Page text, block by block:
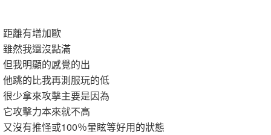
距離有增加歐
雖然我還沒點滿
但我明顯的感覺的出
他跳的比我再測服玩的低
很少拿來攻擊主要是因為
它攻擊力本來就不高
又沒有推怪或100％暈眩等好用的狀態